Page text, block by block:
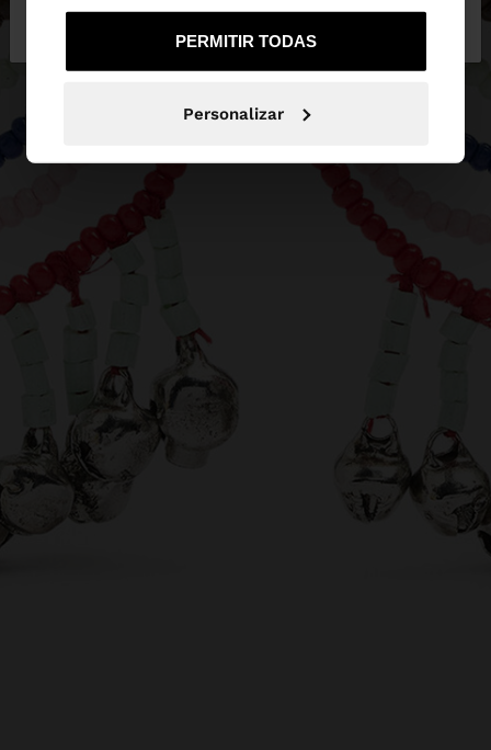
PERMITIR TODAS
Personalizar